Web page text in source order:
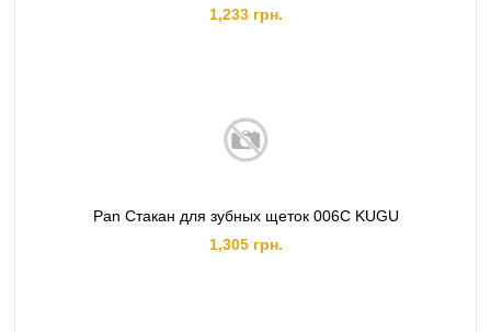
1,233 грн.
Pan Стакан для зубных щеток 006C KUGU
1,305 грн.